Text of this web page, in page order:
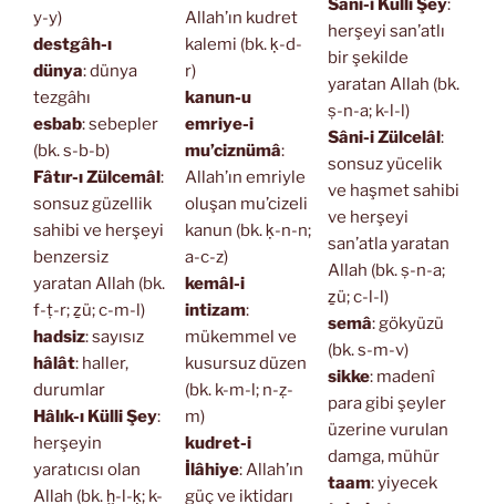
y-y)
destgâh-ı
dünya: dünya
tezgâhı
esbab: sebepler
(bk. s-b-b)
Fâtır-ı Zülcemâl :
sonsuz güzellik
sahibi ve herşeyi
benzersiz
yaratan Allah (bk.
f-ṭ-r; ẕü; c-m-l)
hadsiz: sayısız
hâlât: haller,
durumlar
Hâlık-ı Külli Şey:
herşeyin
yaratıcısı olan
Allah (bk. ḫ-l-ḳ; k-
Allah’ın kudret
kalemi (bk. ḳ-d-
r)
kanun-u
emriye-i
mu’ciznümâ:
Allah’ın emriyle
oluşan mu’cizeli
kanun (bk. ḳ-n-n;
a-c-z)
kemâl-i
intizam:
mükemmel ve
kusursuz düzen
(bk. k-m-l; n-ẓ-
m)
kudret-i
İlâhiye: Allah’ın
güç ve iktidarı
Sâni-i Külli Şey:
herşeyi san’atlı
bir şekilde
yaratan Allah (bk.
ṣ-n-a; k-l-l)
Sâni-i Zülcelâl :
sonsuz yücelik
ve haşmet sahibi
ve herşeyi
san’atla yaratan
Allah (bk. ṣ-n-a;
ẕü; c-l-l)
semâ: gökyüzü
(bk. s-m-v)
sikke: madenî
para gibi şeyler
üzerine vurulan
damga, mühür
taam: yiyecek